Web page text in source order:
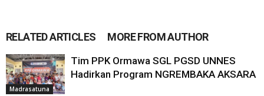
RELATED ARTICLES MORE FROM AUTHOR
Madrasatuna
Tim PPK Ormawa SGL PGSD UNNES
Hadirkan Program NGREMBAKA AKSARA